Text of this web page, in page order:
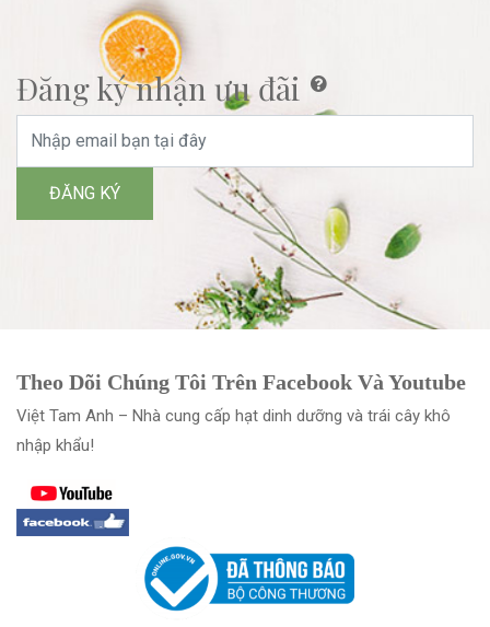
Đăng ký nhận ưu đãi
Theo Dõi Chúng Tôi Trên Facebook Và Youtube
Việt Tam Anh – Nhà cung cấp hạt dinh dưỡng và trái cây khô
nhập khẩu!